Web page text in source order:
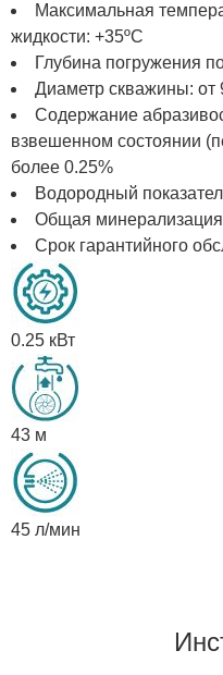
Максимальная
жидкости: +35ºС
Глубина погружения
Диаметр скважины: от
Содержание
взвешенном состоянии
более 0.25%
Водородный
Общая
Срок гарантийного
0.25 кВт
43 м
45 л/мин